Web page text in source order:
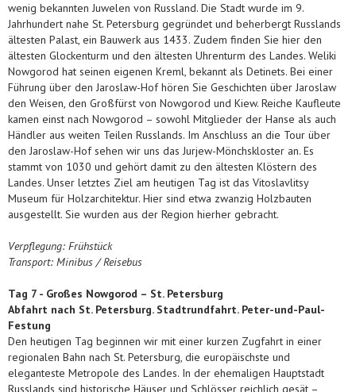
wenig bekannten Juwelen von Russland. Die Stadt wurde im 9.
Jahrhundert nahe St. Petersburg gegründet und beherbergt Russlands
ältesten Palast, ein Bauwerk aus 1433. Zudem finden Sie hier den
ältesten Glockenturm und den ältesten Uhrenturm des Landes. Weliki
Nowgorod hat seinen eigenen Kreml, bekannt als Detinets. Bei einer
Führung über den Jaroslaw-Hof hören Sie Geschichten über Jaroslaw
den Weisen, den Großfürst von Nowgorod und Kiew. Reiche Kaufleute
kamen einst nach Nowgorod – sowohl Mitglieder der Hanse als auch
Händler aus weiten Teilen Russlands. Im Anschluss an die Tour über
den Jaroslaw-Hof sehen wir uns das Jurjew-Mönchskloster an. Es
stammt von 1030 und gehört damit zu den ältesten Klöstern des
Landes. Unser letztes Ziel am heutigen Tag ist das Vitoslavlitsy
Museum für Holzarchitektur. Hier sind etwa zwanzig Holzbauten
ausgestellt. Sie wurden aus der Region hierher gebracht.
Verpflegung: Frühstück
Transport: Minibus / Reisebus
Tag 7 - Großes Nowgorod – St. Petersburg
Abfahrt nach St. Petersburg. Stadtrundfahrt. Peter-und-Paul-
Festung
Den heutigen Tag beginnen wir mit einer kurzen Zugfahrt in einer
regionalen Bahn nach St. Petersburg, die europäischste und
eleganteste Metropole des Landes. In der ehemaligen Hauptstadt
Russlands sind historische Häuser und Schlösser reichlich gesät –